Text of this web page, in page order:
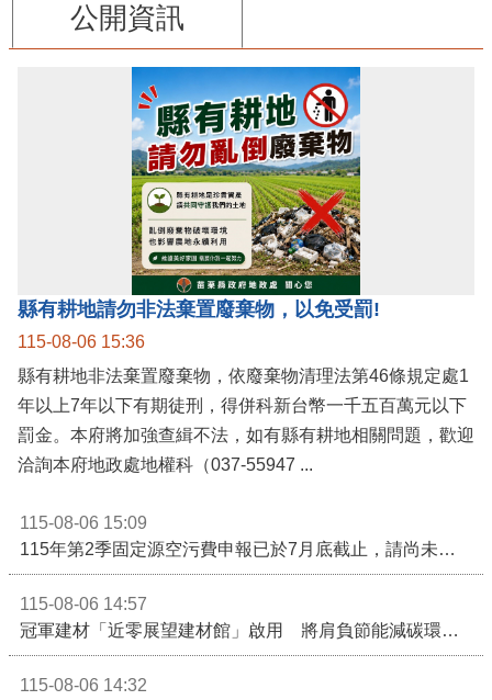
公開資訊
縣有耕地請勿非法棄置廢棄物，以免受罰!
115-08-06 15:36
縣有耕地非法棄置廢棄物，依廢棄物清理法第46條規定處1
年以上7年以下有期徒刑，得併科新台幣一千五百萬元以下
罰金。本府將加強查緝不法，如有縣有耕地相關問題，歡迎
洽詢本府地政處地權科（037-55947 ...
115-08-06 15:09
115年第2季固定源空污費申報已於7月底截止，請尚未申報公私場所儘速完成申繳，以免面臨滯納金及罰鍰!
115-08-06 14:57
冠軍建材「近零展望建材館」啟用 將肩負節能減碳環境教育重任
115-08-06 14:32